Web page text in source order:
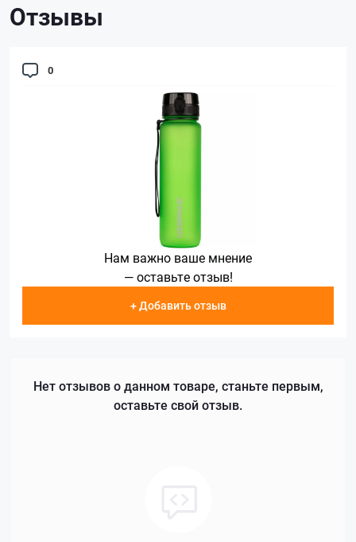
Отзывы
0
Нам важно ваше мнение
— оставьте отзыв!
+ Добавить отзыв
Нет отзывов о данном товаре, станьте первым,
оставьте свой отзыв.